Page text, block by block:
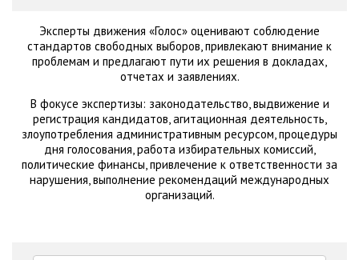
Эксперты движения «Голос» оценивают соблюдение
стандартов свободных выборов, привлекают внимание к
проблемам и предлагают пути их решения в докладах,
отчетах и заявлениях.
В фокусе экспертизы: законодательство, выдвижение и
регистрация кандидатов, агитационная деятельность,
злоупотребления административным ресурсом, процедуры
дня голосования, работа избирательных комиссий,
политические финансы, привлечение к ответственности за
нарушения, выполнение рекомендаций международных
организаций.